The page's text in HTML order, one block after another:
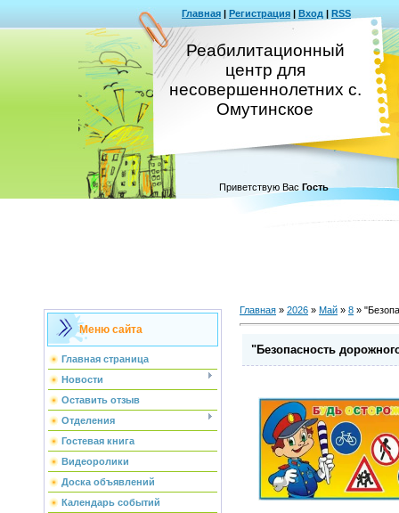
Главная | Регистрация | Вход | RSS
Реабилитационный
центр для
несовершеннолетних с.
Омутинское
Приветствую Вас Гость
Меню сайта
Главная страница
Новости
Оставить отзыв
Отделения
Гостевая книга
Видеоролики
Доска объявлений
Календарь событий
Главная » 2026 » Май » 8 »
"Безопасность